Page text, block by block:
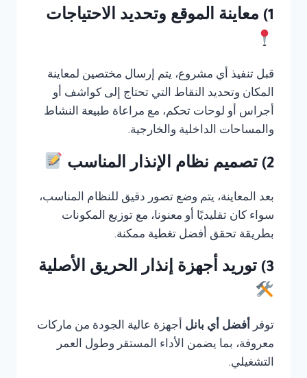
1) معاينة الموقع وتحديد الاحتياجات
قبل تنفيذ أي مشروع، يتم إرسال مختصين لمعاينة
المكان وتحديد النقاط التي تحتاج إلى كواشف أو
أجراس أو لوحات تحكم، مع مراعاة طبيعة النشاط
والمساحات الداخلية والخارجية.
2) تصميم نظام الإنذار المناسب
بعد المعاينة، يتم وضع تصور دقيق للنظام المناسب،
سواء كان تقليديًا أو معنونا، مع توزيع المكونات
بطريقة تحقق أفضل تغطية ممكنة.
3) توريد أجهزة إنذار الحريق الأصلية
توفر أفضل أي بانل أجهزة عالية الجودة من ماركات
معروفة، بما يضمن الأداء المستقر وطول العمر
التشغيلي.